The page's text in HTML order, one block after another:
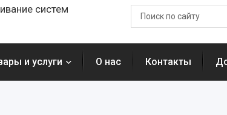
систем
и услуги О нас Контакты